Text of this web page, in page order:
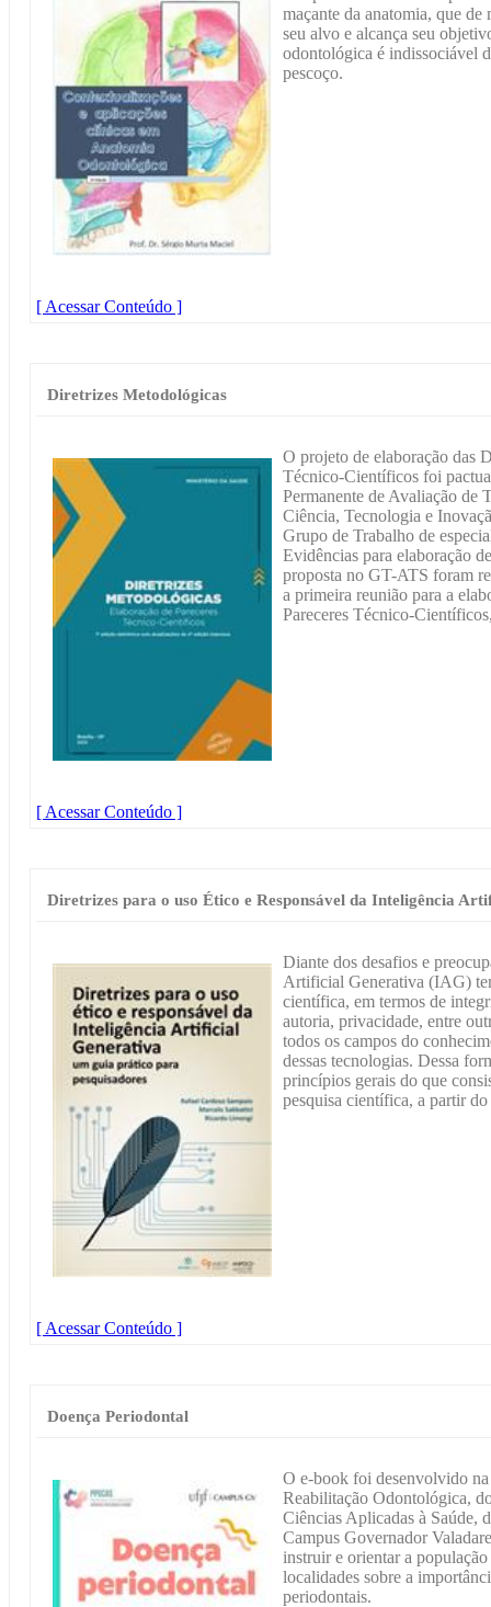
maçante da anatomia, que de
seu alvo e alcança seu
odontológica é indissociável
pescoço.
[ Acessar Conteúdo ]
Diretrizes Metodológicas
O projeto de elaboração das
Técnico-Científicos foi
Permanente de Avaliação de
Ciência, Tecnologia e
Grupo de Trabalho de
Evidências para elaboração
proposta no GT-ATS foram
a primeira reunião para a
Pareceres Técnico-
[ Acessar Conteúdo ]
Diretrizes para o uso Ético e Responsável da Inteligência
Diante dos desafios e
Artificial Generativa (IAG)
científica, em termos de
autoria, privacidade, entre
todos os campos do
dessas tecnologias. Dessa
princípios gerais do que
pesquisa científica, a partir
[ Acessar Conteúdo ]
Doença Periodontal
O e-book foi desenvolvido
Reabilitação Odontológica,
Ciências Aplicadas à Saúde,
Campus Governador
instruir e orientar a
localidades sobre a
periodontais.